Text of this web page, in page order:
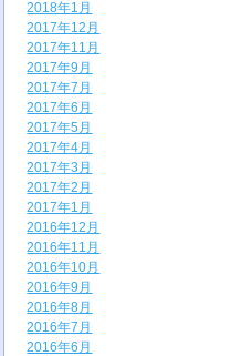
2018年1月
2017年12月
2017年11月
2017年9月
2017年7月
2017年6月
2017年5月
2017年4月
2017年3月
2017年2月
2017年1月
2016年12月
2016年11月
2016年10月
2016年9月
2016年8月
2016年7月
2016年6月